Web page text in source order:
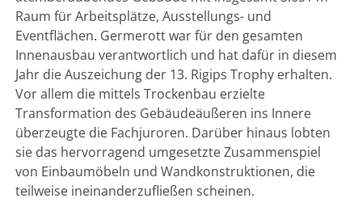
Raum für Arbeitsplätze, Ausstellungs- und
Eventflächen. Germerott war für den gesamten
Innenausbau verantwortlich und hat dafür in diesem
Jahr die Auszeichung der 13. Rigips Trophy erhalten.
Vor allem die mittels Trockenbau erzielte
Transformation des Gebäudeäußeren ins Innere
überzeugte die Fachjuroren. Darüber hinaus lobten
sie das hervorragend umgesetzte Zusammenspiel
von Einbaumöbeln und Wandkonstruktionen, die
teilweise ineinanderzufließen scheinen.